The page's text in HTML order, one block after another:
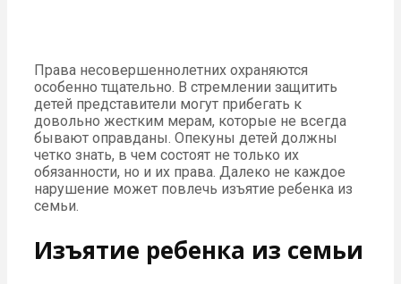
Права несовершеннолетних охраняются
особенно тщательно. В стремлении защитить
детей представители могут прибегать к
довольно жестким мерам, которые не всегда
бывают оправданы. Опекуны детей должны
четко знать, в чем состоят не только их
обязанности, но и их права. Далеко не каждое
нарушение может повлечь изъятие ребенка из
семьи.
Изъятие ребенка из семьи